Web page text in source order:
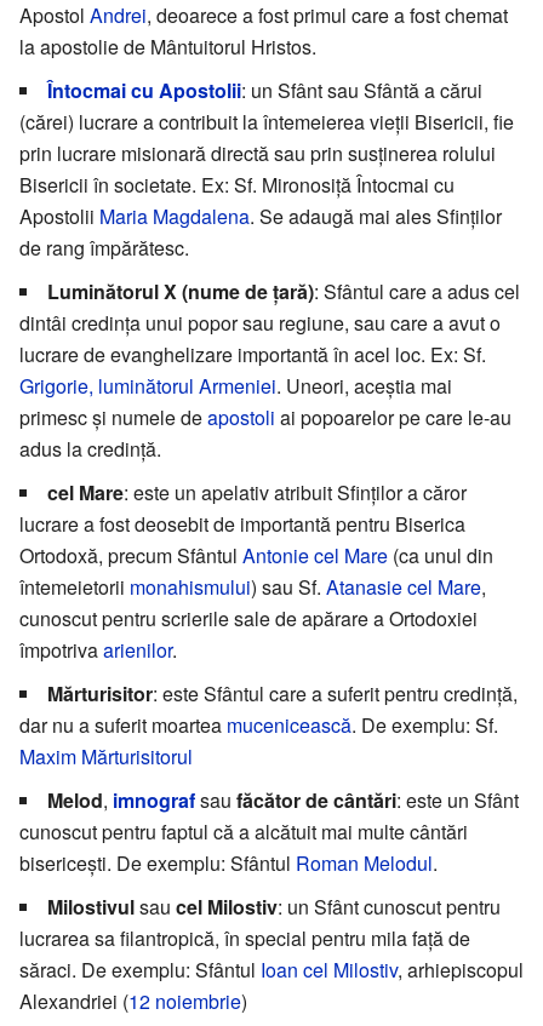
Apostol Andrei, deoarece a fost primul care a fost chemat
la apostolie de Mântuitorul Hristos.
Întocmai cu Apostolii: un Sfânt sau Sfântă a cărui
(cărei) lucrare a contribuit la întemeierea vieții Bisericii, fie
prin lucrare misionară directă sau prin susținerea rolului
Bisericii în societate. Ex: Sf. Mironosiță Întocmai cu
Apostolii Maria Magdalena. Se adaugă mai ales Sfinților
de rang împărătesc.
Luminătorul X (nume de țară): Sfântul care a adus cel
dintâi credința unui popor sau regiune, sau care a avut o
lucrare de evanghelizare importantă în acel loc. Ex: Sf.
Grigorie, luminătorul Armeniei. Uneori, aceștia mai
primesc și numele deapostoli ai popoarelor pe care le-au
adus la credință.
cel Mare: este un apelativ atribuit Sfinților a căror
lucrare a fost deosebit de importantă pentru Biserica
Ortodoxă, precum Sfântul Antonie cel Mare (ca unul din
întemeietorii monahismului) sau Sf. Atanasie cel Mare,
cunoscut pentru scrierile sale de apărare a Ortodoxiei
împotrivaarienilor.
Mărturisitor: este Sfântul care a suferit pentru credință,
dar nu a suferit moartea mucenicească. De exemplu: Sf.
Maxim Mărturisitorul
Melod, imnografsau făcător de cântări: este un Sfânt
cunoscut pentru faptul că a alcătuit mai multe cântări
bisericești. De exemplu: Sfântul Roman Melodul.
Milostivulsau cel Milostiv: un Sfânt cunoscut pentru
lucrarea sa filantropică, în special pentru mila față de
săraci. De exemplu: Sfântul Ioan cel Milostiv, arhiepiscopul
Alexandriei (12 noiembrie)